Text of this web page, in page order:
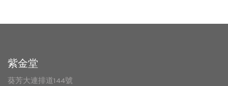
紫金堂
葵芳大連排道144號